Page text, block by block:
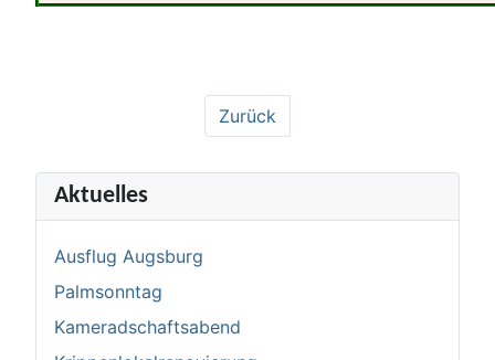
Aktuelles
Ausflug Augsburg
Palmsonntag
Kameradschaftsabend
Zurück